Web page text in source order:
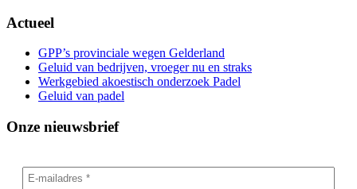
Actueel
GPP’s provinciale wegen Gelderland
Geluid van bedrijven, vroeger nu en straks
Werkgebied akoestisch onderzoek Padel
Geluid van padel
Onze nieuwsbrief